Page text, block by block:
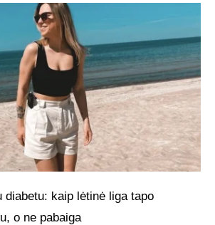
diabetu: kaip lėtinė liga tapo
o ne pabaiga